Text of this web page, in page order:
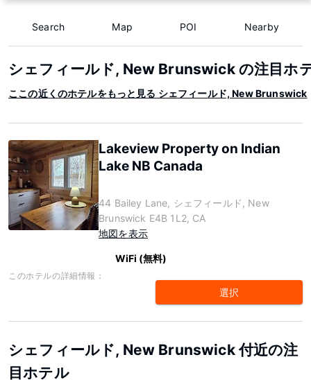
Search Map POI Nearby
シェフィールド, New Brunswick の注目ホ
ここの近くのホテルをもっと見る シェフィールド, New Brunswick
Lakeview Property on Indian
Lake NB Canada
44 Bailey Lane, シェフィールド, New
Brunswick E4B 1L2, CA
地図を表示
WiFi (無料)
このホテルの詳細情報：
選択
シェフィールド, New Brunswick 付近の注
目ホテル